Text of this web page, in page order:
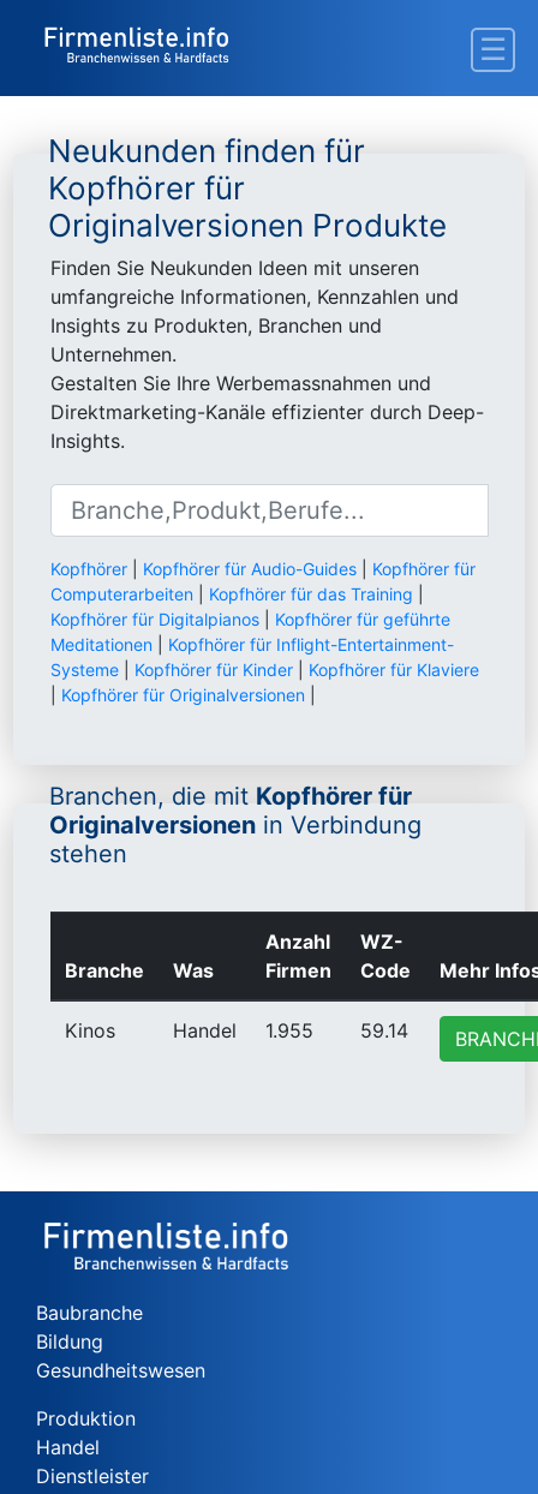
Neukunden finden für
Kopfhörer für
Originalversionen Produkte
Finden Sie Neukunden Ideen mit unseren
umfangreiche Informationen, Kennzahlen und
Insights zu Produkten, Branchen und
Unternehmen.
Gestalten Sie Ihre Werbemassnahmen und
Direktmarketing-Kanäle effizienter durch Deep-
Insights.
Kopfhörer Kopfhörer für Audio-Guides
Kopfhörer für
Computerarbeiten
Kopfhörer für das Training
Kopfhörer für Digitalpianos
Kopfhörer für geführte
Meditationen
Kopfhörer für Inflight-Entertainment-
Systeme
Kopfhörer für Kinder
Kopfhörer für Klaviere
Kopfhörer für Originalversionen
Branchen, die mit Kopfhörer für
Originalversionen in Verbindung
stehen
Branche Was
Anzahl
Firmen
WZ-
Code
Mehr
Kinos Handel 1.955 59.14
Baubranche
Bildung
Gesundheitswesen
Produktion
Handel
Dienstleister